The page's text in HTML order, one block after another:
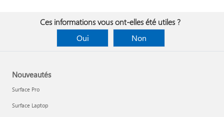
Ces informations vous ont-elles été utiles ?
Oui
Non
Nouveautés
Surface Pro
Surface Laptop